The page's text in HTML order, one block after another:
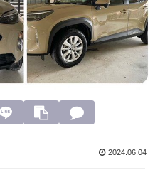
2024.06.04